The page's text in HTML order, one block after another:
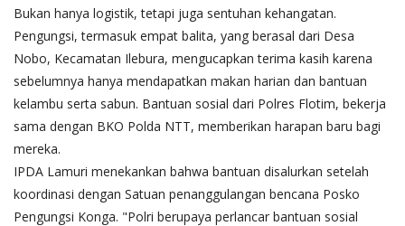
Bukan hanya logistik, tetapi juga sentuhan kehangatan.
Pengungsi, termasuk empat balita, yang berasal dari Desa
Nobo, Kecamatan Ilebura, mengucapkan terima kasih karena
sebelumnya hanya mendapatkan makan harian dan bantuan
kelambu serta sabun. Bantuan sosial dari Polres Flotim, bekerja
sama dengan BKO Polda NTT, memberikan harapan baru bagi
mereka.
IPDA Lamuri menekankan bahwa bantuan disalurkan setelah
koordinasi dengan Satuan penanggulangan bencana Posko
Pengungsi Konga. "Polri berupaya perlancar bantuan sosial